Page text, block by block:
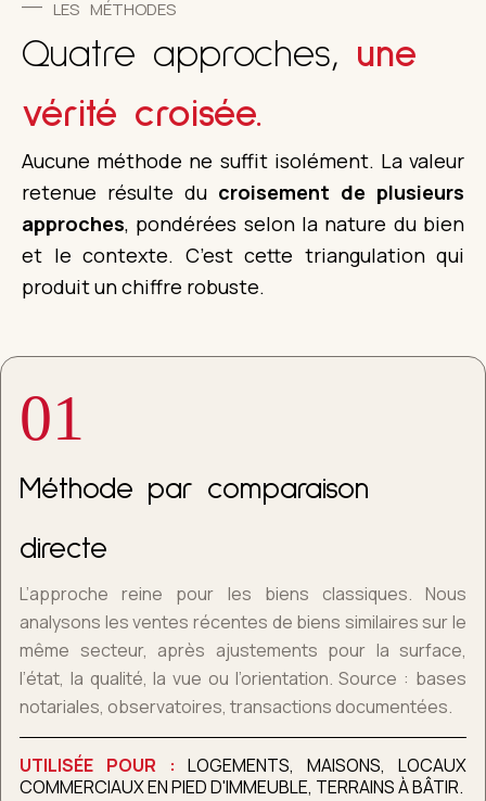
LES MÉTHODES
Quatre approches, une
vérité croisée.
Aucune méthode ne suffit isolément. La valeur
retenue résulte du croisement de plusieurs
approches, pondérées selon la nature du bien
et le contexte. C’est cette triangulation qui
produit un chiffre robuste.
01
Méthode par comparaison
directe
L’approche reine pour les biens classiques. Nous
analysons les ventes récentes de biens similaires sur le
même secteur, après ajustements pour la surface,
l’état, la qualité, la vue ou l’orientation. Source : bases
notariales, observatoires, transactions documentées.
UTILISÉE POUR : LOGEMENTS, MAISONS, LOCAUX
COMMERCIAUX EN PIED D'IMMEUBLE, TERRAINS À BÂTIR.